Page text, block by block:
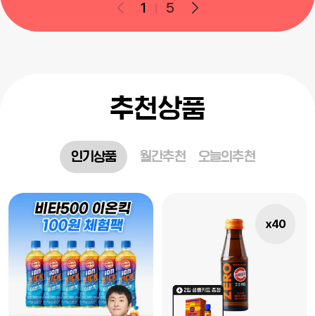
1 5
추천상품
인기상품 월간추천 오늘의추천